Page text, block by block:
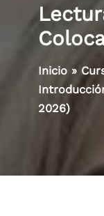
Inicio»
2026)